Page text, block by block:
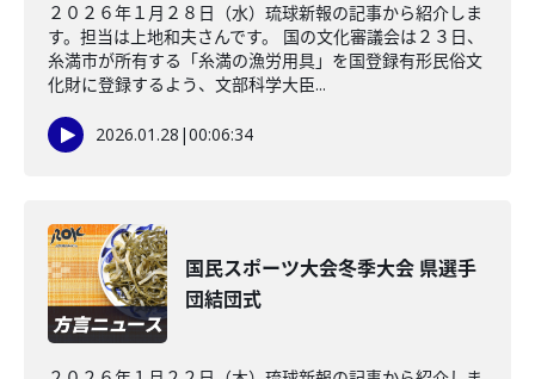
２０２６年１月２８日（水）琉球新報の記事から紹介しま
す。担当は上地和夫さんです。 国の文化審議会は２３日、
糸満市が所有する「糸満の漁労用具」を国登録有形民俗文
化財に登録するよう、文部科学大臣...
2026.01.28 |00:06:34
国民スポーツ大会冬季大会 県選手
団結団式